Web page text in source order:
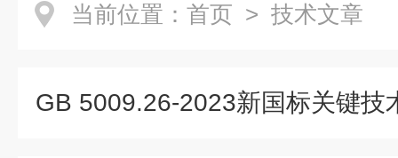
当前位置： 首页 > 技术文章